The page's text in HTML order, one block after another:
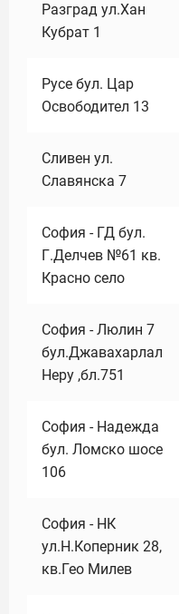
Разград ул.Хан
Кубрат 1
Русе бул. Цар
Освободител 13
Сливен ул.
Славянска 7
София - ГД бул.
Г.Делчев №61 кв.
Красно село
София - Люлин 7
бул.Джавахарлал
Неру ,бл.751
София - Надежда
бул. Ломско шосе
106
София - НК
ул.Н.Коперник 28,
кв.Гео Милев